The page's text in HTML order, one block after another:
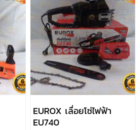
EUROX เลื่อยโซ่ไฟฟ้า
EU740